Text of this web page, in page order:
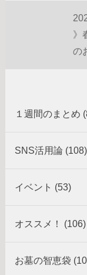
》
の
１週間のまとめ
SNS活用論 (108)
イベント (53)
オススメ！ (106)
お墓の智恵袋